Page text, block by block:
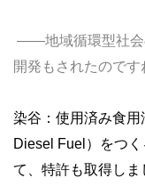
――地域循環型社会
開発もされたのです
染谷：使用済み食
Diesel Fuel）をつ
て、特許も取得し